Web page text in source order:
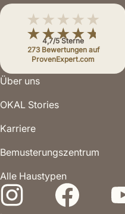
★★★★★
★★★★★
4,7/5 Sterne
273 Bewertungen auf
ProvenExpert.com
Über uns
OKAL Stories
Karriere
Bemusterungs­zentrum
Alle Haustypen